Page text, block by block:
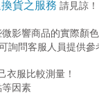
貨之服務 請見諒！
影響商品的實際顏色
詢問客服人員提供參
衣服比較測量！
因素